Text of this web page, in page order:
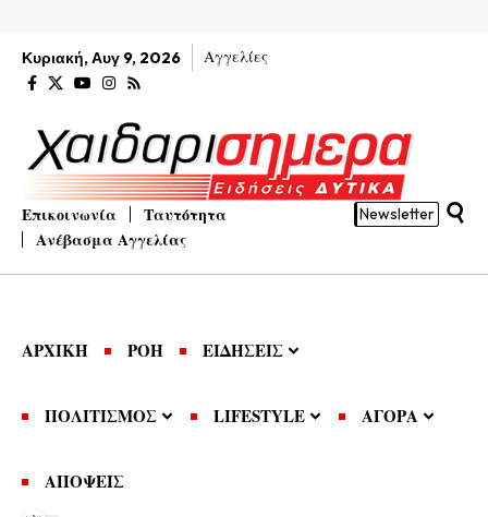
Κυριακή, Αυγ 9, 2026 Αγγελίες
Επικοινωνία
Ταυτότητα
Ανέβασμα Αγγελίας
Newsletter
ΑΡΧΙΚΗ ΡΟΗ ΕΙΔΗΣΕΙΣ
ΠΟΛΙΤΙΣΜΟΣ LIFESTYLE ΑΓΟΡΑ
ΑΠΟΨΕΙΣ